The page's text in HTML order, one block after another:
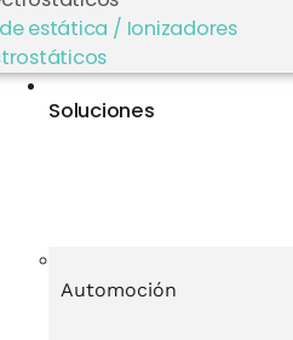
estática / Ionizadores
Soluciones
Automoción